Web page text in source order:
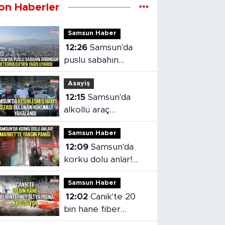
Haberler
Samsun Haber
12:26 Samsun'da
puslu sabahın
ardından
Meteoroloji'den
yağış uyarısı
Asayiş
12:15 Samsun'da
alkollü araç
kullanmaktan aranan
hükümlü cezaevine
gönderildi
Samsun Haber
12:09 Samsun'da
korku dolu anlar!
Market'te yangın
paniği
Samsun Haber
12:02 Canik'te 20
bin hane fiber
internet altyapısına